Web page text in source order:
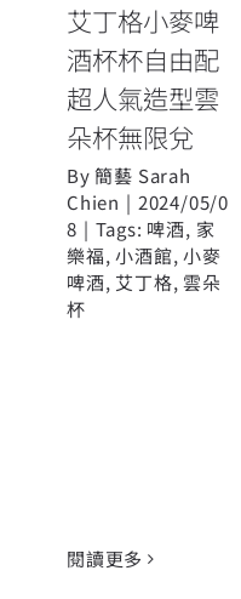
艾丁格小麥啤
酒杯杯自由配
超人氣造型雲
朵杯無限兌
By簡藝 Sarah
Chien | 2024/05/0
8 | Tags: 啤酒, 家
樂福,小酒館,小麥
啤酒, 艾丁格,雲朵
杯
閱讀更多